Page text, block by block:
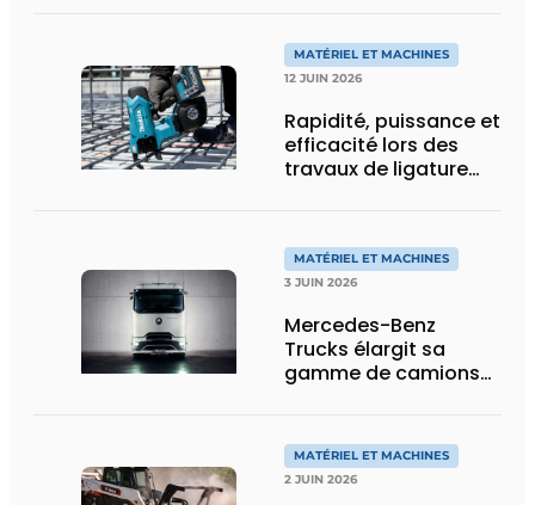
transport spécial
MATÉRIEL ET MACHINES
12 JUIN 2026
Rapidité, puissance et
efficacité lors des
travaux de ligature
MATÉRIEL ET MACHINES
3 JUIN 2026
Mercedes-Benz
Trucks élargit sa
gamme de camions
eActros Lowliner
MATÉRIEL ET MACHINES
2 JUIN 2026